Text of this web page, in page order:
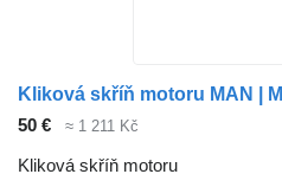
50 € ≈ 1 211 Kč
Kliková skříň motoru